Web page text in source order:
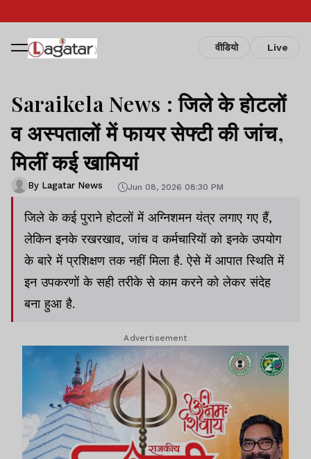
वीडियो Live
Saraikela News : जिले के होटलों
व अस्पतालों में फायर सेफ्टी की जांच,
मिलीं कई खामियां
By Lagatar News Jun 08, 2026 08:30 PM
जिले के कई पुराने होटलों में अग्निशमन यंत्र लगाए गए हैं,
लेकिन इनके रखरखाव, जांच व कर्मचारियों को इनके उपयोग
के बारे में प्रशिक्षण तक नहीं मिला है. ऐसे में आपात स्थिति में
इन उपकरणों के सही तरीके से काम करने को लेकर संदेह
बना हुआ है.
Advertisement